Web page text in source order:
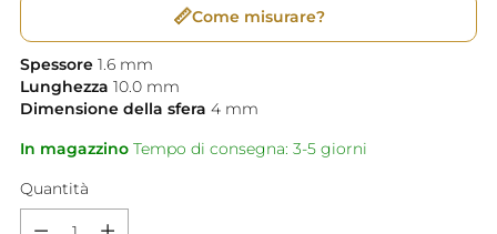
📏Come misurare?
Spessore 1.6 mm
Lunghezza 10.0 mm
Dimensione della sfera 4 mm
In magazzino Tempo di consegna: 3-5 giorni
Quantità